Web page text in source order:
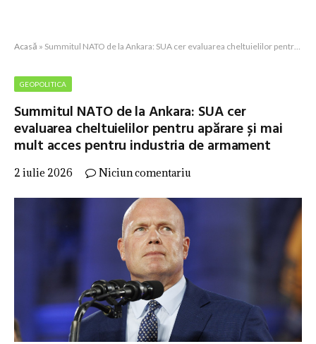
Acasă » Summitul NATO de la Ankara: SUA cer evaluarea cheltuielilor pentru apărare și mai mult acces pentru industria de armament
GEOPOLITICA
Summitul NATO de la Ankara: SUA cer
evaluarea cheltuielilor pentru apărare și mai
mult acces pentru industria de armament
2 iulie 2026 Niciun comentariu